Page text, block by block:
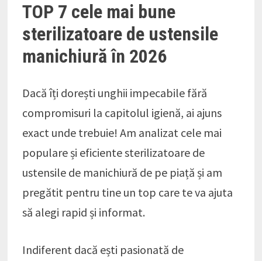
TOP 7 cele mai bune
sterilizatoare de ustensile
manichiură în 2026
Dacă îți dorești unghii impecabile fără
compromisuri la capitolul igienă, ai ajuns
exact unde trebuie! Am analizat cele mai
populare și eficiente sterilizatoare de
ustensile de manichiură de pe piață și am
pregătit pentru tine un top care te va ajuta
să alegi rapid și informat.
Indiferent dacă ești pasionată de